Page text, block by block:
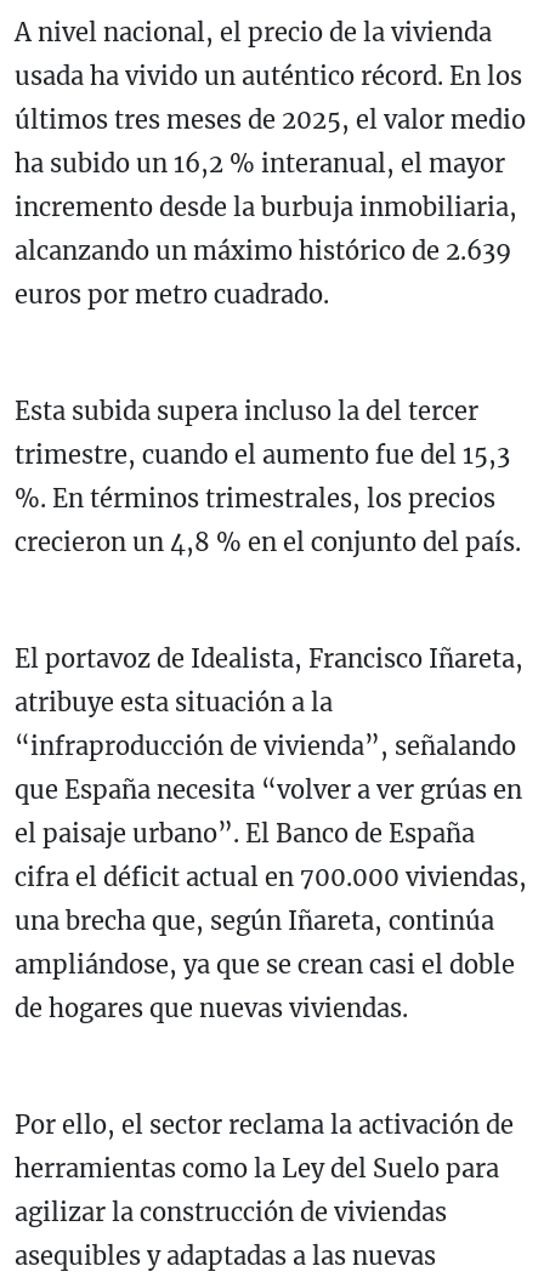
A nivel nacional, el precio de la vivienda
usada ha vivido un auténtico récord. En los
últimos tres meses de 2025, el valor medio
ha subido un 16,2 % interanual, el mayor
incremento desde la burbuja inmobiliaria,
alcanzando un máximo histórico de 2.639
euros por metro cuadrado.
Esta subida supera incluso la del tercer
trimestre, cuando el aumento fue del 15,3
%. En términos trimestrales, los precios
crecieron un 4,8 % en el conjunto del país.
El portavoz de Idealista, Francisco Iñareta,
atribuye esta situación a la
“infraproducción de vivienda”, señalando
que España necesita “volver a ver grúas en
el paisaje urbano”. El Banco de España
cifra el déficit actual en 700.000 viviendas,
una brecha que, según Iñareta, continúa
ampliándose, ya que se crean casi el doble
de hogares que nuevas viviendas.
Por ello, el sector reclama la activación de
herramientas como la Ley del Suelo para
agilizar la construcción de viviendas
asequibles y adaptadas a las nuevas